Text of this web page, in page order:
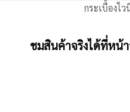
next
กระเบื้องไ
ชมสินค้าจริงได้ที่หน้